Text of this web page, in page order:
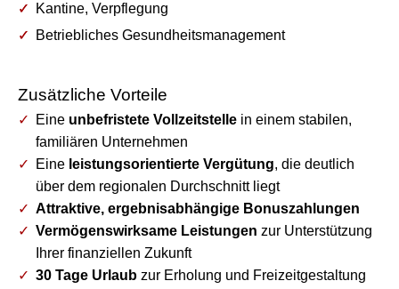
Kantine, Verpflegung
Betriebliches Gesundheitsmanagement
Zusätzliche Vorteile
Eine unbefristete Vollzeitstelle in einem stabilen,
familiären Unternehmen
Eine leistungsorientierte Vergütung, die deutlich
über dem regionalen Durchschnitt liegt
Attraktive, ergebnisabhängige Bonuszahlungen
Vermögenswirksame Leistungen zur Unterstützung
Ihrer finanziellen Zukunft
30 Tage Urlaub zur Erholung und Freizeitgestaltung